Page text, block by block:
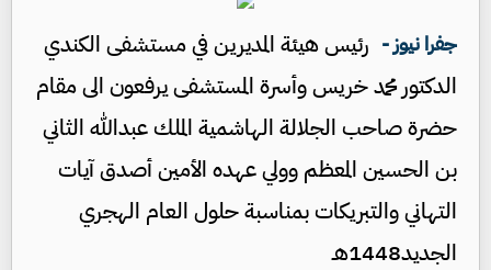
جفرا نيوز - رئيس هيئة المديرين في مستشفى الكندي
الدكتور محمد خريس وأسرة المستشفى يرفعون الى مقام
حضرة صاحب الجلالة الهاشمية الملك عبدالله الثاني
بن الحسين المعظم وولي عهده الأمين أصدق آيات
التهاني والتبريكات بمناسبة حلول العام الهجري
الجديد1448هـ